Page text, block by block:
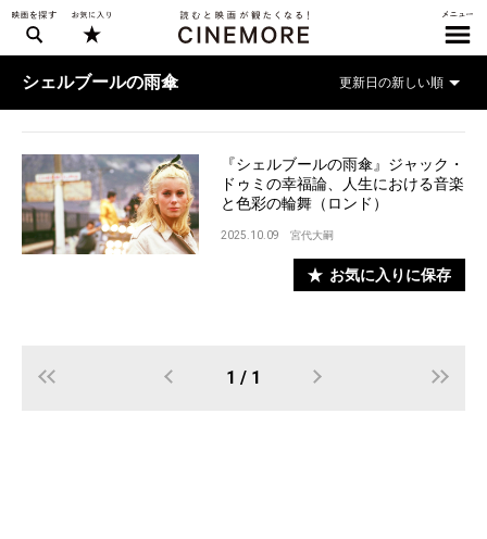
シェルブールの雨傘
『シェルブールの雨傘』ジャック・
ドゥミの幸福論、人生における音楽
と色彩の輪舞（ロンド）
2025.10.09 宮代大嗣
お気に入りに保存
1 / 1